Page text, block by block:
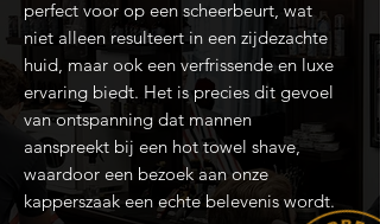
perfect voor op een scheerbeurt, wat
niet alleen resulteert in een zijdezachte
huid, maar ook een verfrissende en luxe
ervaring biedt. Het is precies dit gevoel
van ontspanning dat mannen
aanspreekt bij een hot towel shave,
waardoor een bezoek aan onze
kapperszaak een echte belevenis wordt.